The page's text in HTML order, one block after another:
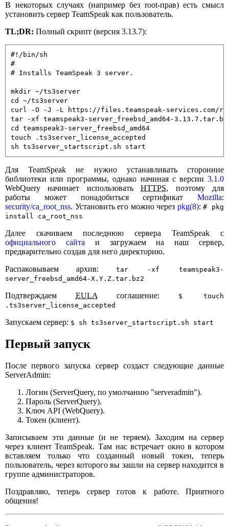
В некоторых случаях (например без root-прав) есть смысл
установить сервер TeamSpeak как пользователь.
TL;DR: Полный скрипт (версия 3.13.7):
#!/bin/sh
#
# Installs TeamSpeak 3 server.
mkdir ~/ts3server
cd ~/ts3server
curl -O -J -L https://files.teamspeak-services.com/
tar -xf teamspeak3-server_freebsd_amd64-
cd teamspeak3-server_freebsd_amd64
touch .ts3server_license_accepted
sh ts3server_startscript.sh start
Для TeamSpeak не нужно устанавливать сторонние
библиотеки или программы, однако начиная с версии 3.1.0
WebQuery начинает использоватьHTTPS, поэтому для
работы может понадобиться сертификат Mozilla:
security/ca_root_nss. Установить его можно через pkg(8):# pkg
install ca_root_nss
Далее скачиваем последнюю сервера TeamSpeak с
официального сайта и загружаем на наш сервер,
предварительно создав для него директорию.
Распаковываем архив: tar -xf teamspeak3-
server_freebsd_amd64-X.Y.Z.tar.bz2
Подтверждаем EULA соглашение:
$ touch
.ts3server_license_accepted
Запускаем сервер: $ sh ts3server_startscript.sh start
Первый запуск
После первого запуска сервер создаст следующие данные
ServerAdmin:
Логин (ServerQuery, по умолчанию "serveradmin").
Пароль (ServerQuery).
Ключ API (WebQuery).
Токен (клиент).
Записываем эти данные (и не теряем). Заходим на сервер
через клиент TeamSpeak. Там нас встречает окно в котором
вставляем только что созданный новый токен, теперь
пользователь, через которого вы зашли на сервер находится в
группе администраторов.
Поздравляю, теперь сервер готов к работе. Приятного
общения!